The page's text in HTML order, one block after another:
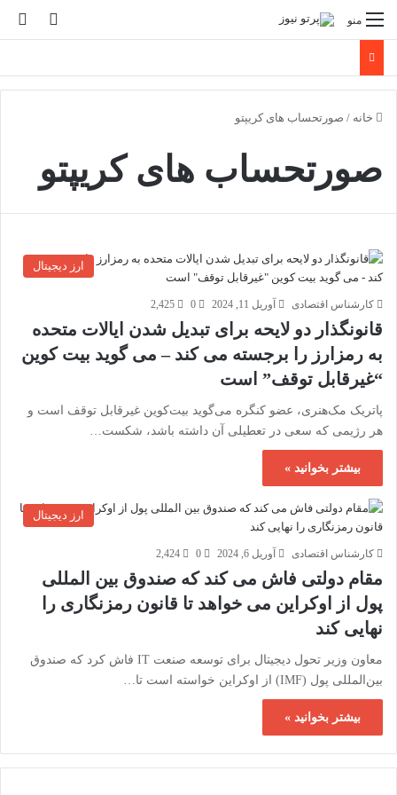
تغییر منو
خانه / صورتحساب های کریپتو
صورتحساب های کریپتو
ارز دیجیتال
کارشناس اقتصادی آوریل 11, 2024 0
2,425
قانونگذار دو لایحه برای تبدیل شدن ایالات متحده
به رمزارز را برجسته می کند – می گوید بیت کوین
“غیرقابل توقف” است
پاتریک مک‌هنری، عضو کنگره می‌گوید بیت‌کوین غیرقابل توقف است و
هر رژیمی که سعی در تعطیلی آن داشته باشد، شکست…
بیشتر بخوانید »
ارز دیجیتال
کارشناس اقتصادی آوریل 6, 2024 0
2,424
مقام دولتی فاش می کند که صندوق بین المللی
پول از اوکراین می خواهد تا قانون رمزنگاری را
نهایی کند
معاون وزیر تحول دیجیتال برای توسعه صنعت IT فاش کرد که صندوق
بین‌المللی پول (IMF) از اوکراین خواسته است تا…
بیشتر بخوانید »